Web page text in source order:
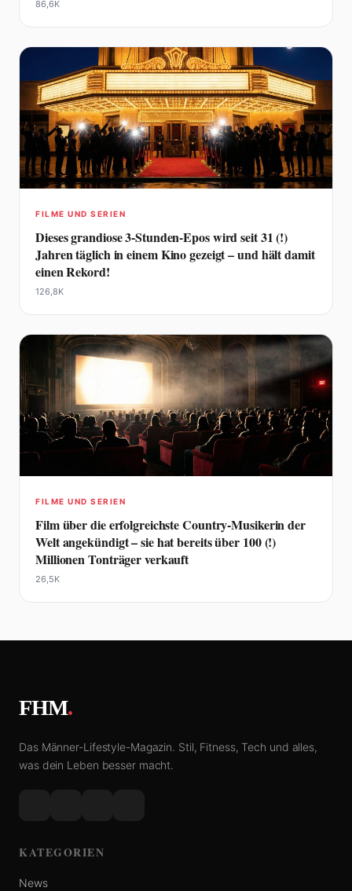
86,6K
FILME UND SERIEN
Dieses grandiose 3-Stunden-Epos wird seit 31 (!)
Jahren täglich in einem Kino gezeigt – und hält damit
einen Rekord!
126,8K
FILME UND SERIEN
Film über die erfolgreichste Country-Musikerin der
Welt angekündigt – sie hat bereits über 100 (!)
Millionen Tonträger verkauft
26,5K
FHM.
Das Männer-Lifestyle-Magazin. Stil, Fitness, Tech und alles,
was dein Leben besser macht.
KATEGORIEN
News